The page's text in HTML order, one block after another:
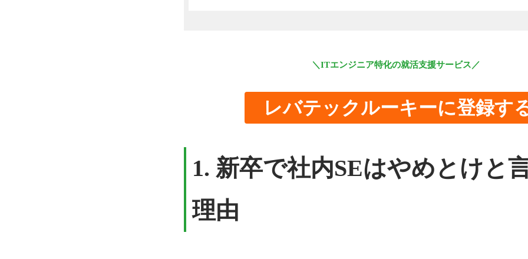
＼ITエンジニア特化の就活支援サービス／
レバテックルーキーに登録す
1. 新卒で社内SEはやめとけと
理由